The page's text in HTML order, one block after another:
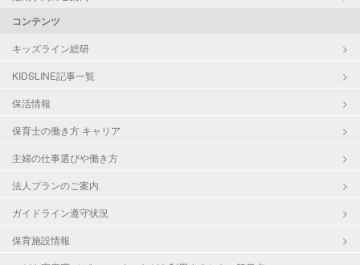
コンテンツ
キッズライン総研
KIDSLINE記事一覧
保活情報
保育士の働き方 キャリア
主婦の仕事選びや働き方
法人プランのご案内
ガイドライン遵守状況
保育施設情報